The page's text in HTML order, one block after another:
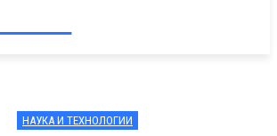
НАУКА И ТЕХНОЛОГИИ